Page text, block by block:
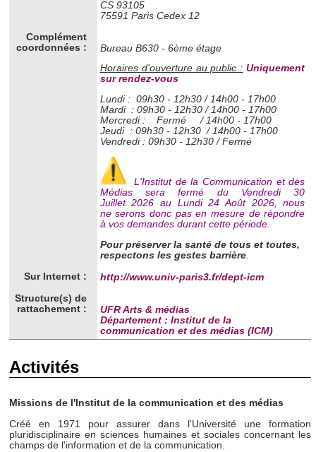
CS 93105
75591 Paris Cedex 12
Complément
coordonnées :
Bureau B630 - 6ème étage
Horaires d'ouverture au public : Uniquement
sur rendez-vous
Lundi : 09h30 - 12h30 / 14h00 - 17h00
Mardi : 09h30 - 12h30 / 14h00 - 17h00
Mercredi :
Fermé / 14h00 - 17h00
Jeudi : 09h30 - 12h30 / 14h00 - 17h00
Vendredi : 09h30 - 12h30 / Fermé
L'Institut de la Communication et des
Médias sera fermé du Vendredi 30
Juillet 2026 au Lundi 24 Août 2026, nous
ne serons donc pas en mesure de répondre
à vos demandes durant cette période.
Pour préserver la santé de tous et toutes,
respectons les gestes barrière.
Sur Internet :
http://www.univ-paris3.fr/dept-icm
Structure(s) de
rattachement :
UFR Arts & médias
Département : Institut de la
communication et des médias (ICM)
Activités
Missions de l'Institut de la communication et des médias
Créé en 1971 pour assurer dans l'Université une formation
pluridisciplinaire en sciences humaines et sociales concernant les
champs de l'information et de la communication.